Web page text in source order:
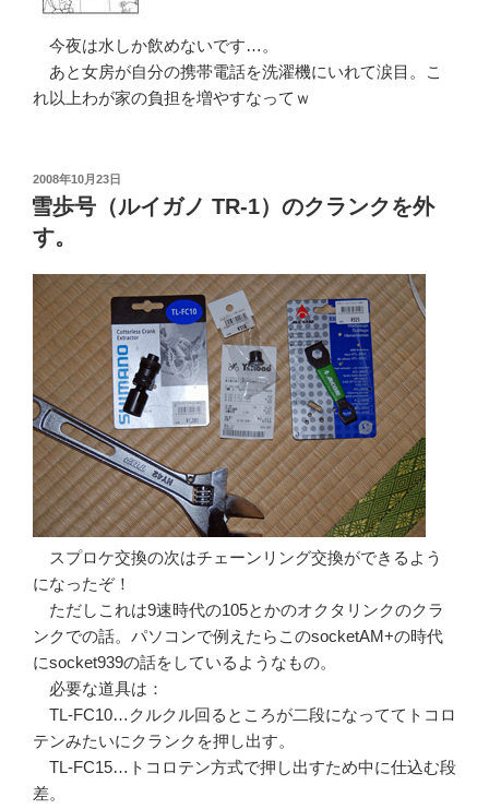
今夜は水しか飲めないです…。
あと女房が自分の携帯電話を洗濯機にいれて涙目。こ
れ以上わが家の負担を増やすなってｗ
投
稿
日:
2008年10月23日
雪歩号（ルイガノ TR-1）のクランクを外
す。
スプロケ交換の次はチェーンリング交換ができるよう
になったぞ！
ただしこれは9速時代の105とかのオクタリンクのクラ
ンクでの話。パソコンで例えたらこのsocketAM+の時代
にsocket939の話をしているようなもの。
必要な道具は：
TL-FC10…クルクル回るところが二段になっててトコロ
テンみたいにクランクを押し出す。
TL-FC15…トコロテン方式で押し出すため中に仕込む段
差。